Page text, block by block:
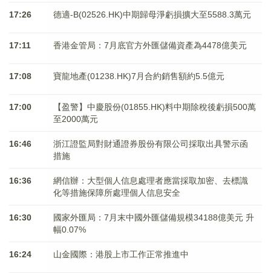
17:26 德適-B(02526.HK)中期歸母淨虧損擴大至5588.3萬元
17:11 香港金管局：7月底官方外匯儲備資產為4478億美元
17:08 寶龍地產(01238.HK)7月合約銷售額約5.5億元
17:00
【盈警】中慶股份(01855.HK)料中期除稅後虧損500萬
至2000萬元
16:46
浙江證監局對財通證券股份有限公司採取出具警示函
措施
16:36
網信辦：大型個人信息處理者應當採取加密、去標識
化等措施保障所處理個人信息安全
16:30
國家外匯局：7月末中國外匯儲備規模34188億美元 升
幅0.07%
16:24 山金國際：港股上市工作正常推進中